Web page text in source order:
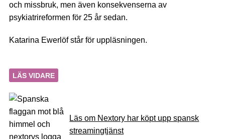
och missbruk, men även konsekvenserna av
psykiatrireformen för 25 år sedan.
Katarina Ewerlöf står för uppläsningen.
LÄS VIDARE
Läs om Nextory har köpt upp spansk
streamingtjänst